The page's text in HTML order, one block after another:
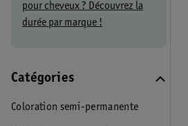
pour cheveux ? Découvrez la
durée par marque !
Catégories
Coloration semi-permanente